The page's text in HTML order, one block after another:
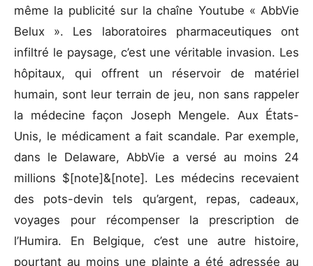
même la publicité sur la chaîne Youtube « AbbVie
Belux ». Les laboratoires pharmaceutiques ont
infiltré le paysage, c’est une véritable invasion. Les
hôpitaux, qui offrent un réservoir de matériel
humain, sont leur terrain de jeu, non sans rappeler
la médecine façon Joseph Mengele. Aux États-
Unis, le médicament a fait scandale. Par exemple,
dans le Delaware, AbbVie a versé au moins 24
millions $[note]&[note]. Les médecins recevaient
des pots-devin tels qu’argent, repas, cadeaux,
voyages pour récompenser la prescription de
l’Humira. En Belgique, c’est une autre histoire,
pourtant au moins une plainte a été adressée au